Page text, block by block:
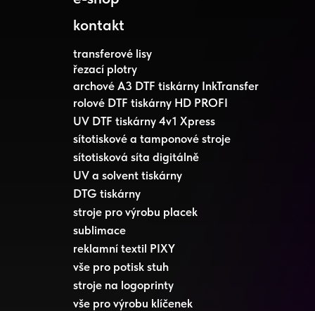
transferové lisy
řezací plotry
archové A3 DTF tiskárny InkTransfer
sítotiskové a tamponové stroje
sítotisková síta digitálně
UV a solvent tiskárny
DTG tiskárny
stroje pro výrobu placek
sublimace
stroje na logoprinty
vše pro výrobu klíčenek
kontakt
vše pro potisk stuh
reklamní textil PIXY
UV DTF tiskárny 4v1 Xpress
rolové DTF tiskárny HD PROFI